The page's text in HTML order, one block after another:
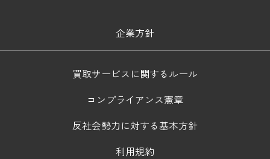
企業方針
買取サービスに関するルール
コンプライアンス憲章
反社会勢力に対する基本方針
利用規約